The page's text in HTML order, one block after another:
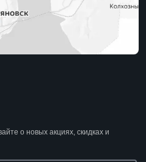
о новых акциях, скидках и